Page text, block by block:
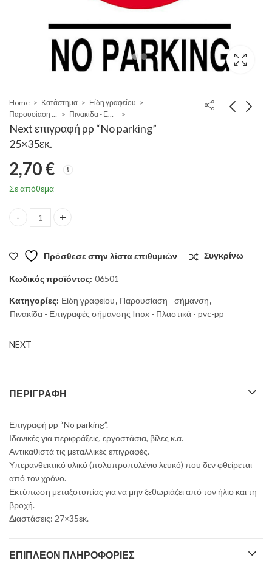
Home Κατάστημα
Είδη γραφείου
Next επιγραφή pp “No parking”
25×35εκ.
2,70€
Σε απόθεμα
Next επιγραφή pp "No parking" 25x35εκ. quantity
Πρόσθεσε στην λίστα επιθυμιών Συγκρίνω
Κωδικός προϊόντος: 06501
Κατηγορίες: Είδη γραφείου, Παρουσίαση - σήμανση,
Πινακίδα - Επιγραφές σήμανσης Inox - Πλαστικά - pvc-pp
NEXT
ΠΕΡΙΓΡΑΦΉ
Επιγραφή pp “No parking”.
Ιδανικές για περιφράξεις, εργοστάσια, βίλες κ.α.
Αντικαθιστά τις μεταλλικές επιγραφές.
Υπερανθεκτικό υλικό (πολυπροπυλένιο λευκό) που δεν φθείρεται
από τον χρόνο.
Εκτύπωση μεταξοτυπίας για να μην ξεθωριάζει από τον ήλιο και τη
βροχή.
Διαστάσεις: 27×35εκ.
ΕΠΙΠΛΈΟΝ ΠΛΗΡΟΦΟΡΊΕΣ